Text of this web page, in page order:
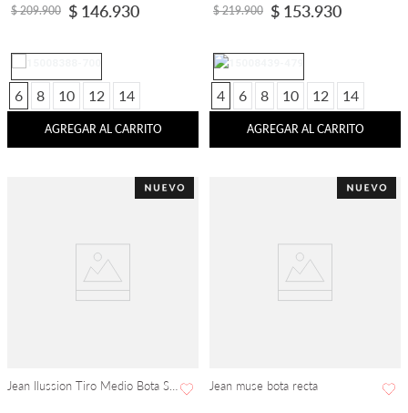
$ 209.900 $ 146.930
6 8 10 12 14
AGREGAR AL CARRITO
$ 219.900 $ 153.930
4 6 8 10 12 14
AGREGAR AL CARRITO
Jean muse bota recta